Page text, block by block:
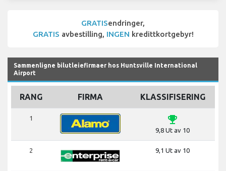
GRATISendringer,
GRATIS avbestilling, INGEN kredittkortgebyr!
Sammenligne bilutleiefirmaer hos Huntsville International
Airport
RANG FIRMA KLASSIFISERING
1 emoji_events
9,8 Ut av 10
2 9,1 Ut av 10